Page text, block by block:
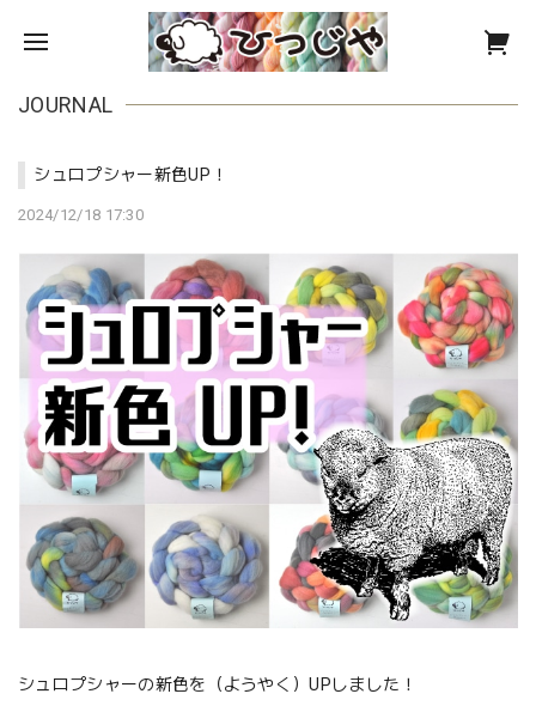
JOURNAL
シュロプシャー新色UP！
2024/12/18 17:30
シュロプシャーの新色を（ようやく）UPしました！